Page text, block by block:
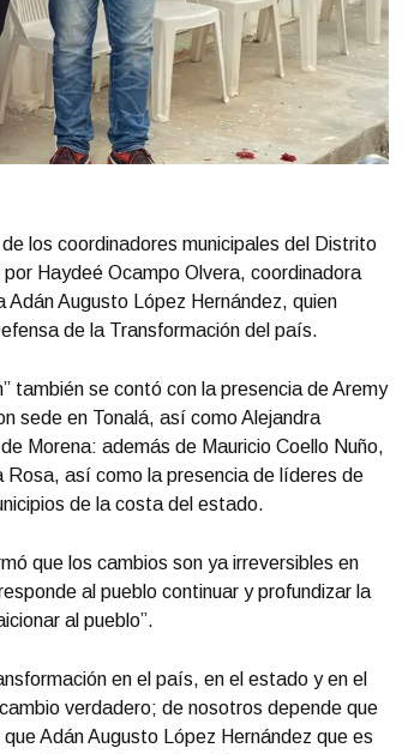
los coordinadores municipales del Distrito
Haydeé Ocampo Olvera, coordinadora
Augusto López Hernández, quien
de la Transformación del país.
también se contó con la presencia de Aremy
sede en Tonalá, así como Alejandra
Morena: además de Mauricio Coello Nuño,
Rosa, así como la presencia de líderes de
de la costa del estado.
que los cambios son ya irreversibles en
al pueblo continuar y profundizar la
al pueblo”.
en el país, en el estado y en el
verdadero; de nosotros depende que
Adán Augusto López Hernández que es
Septiembre 30